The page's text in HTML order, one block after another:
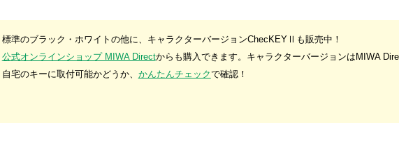
標準のブラック・ホワイトの他に、キャラクターバージョンChecKEYⅡも販売中！
公式オンラインショップ MIWA Directからも購入できます。キャラクターバージョンはMIWA
自宅のキーに取付可能かどうか、 かんたんチェックで確認！